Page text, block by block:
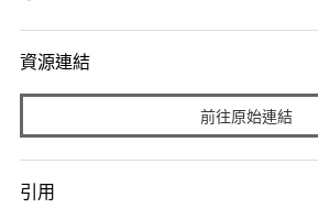
資源連結
前往原始連結
引用